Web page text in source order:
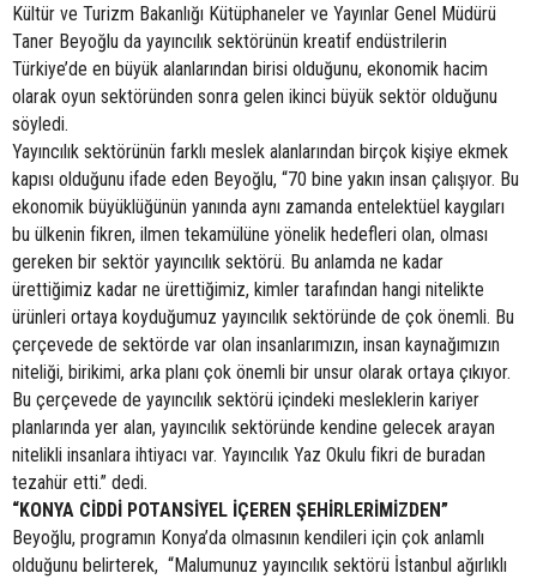
Kültür ve Turizm Bakanlığı Kütüphaneler ve Yayınlar Genel Müdürü
Taner Beyoğlu da yayıncılık sektörünün kreatif endüstrilerin
Türkiye’de en büyük alanlarından birisi olduğunu, ekonomik hacim
olarak oyun sektöründen sonra gelen ikinci büyük sektör olduğunu
söyledi.
Yayıncılık sektörünün farklı meslek alanlarından birçok kişiye ekmek
kapısı olduğunu ifade eden Beyoğlu, “70 bine yakın insan çalışıyor. Bu
ekonomik büyüklüğünün yanında aynı zamanda entelektüel kaygıları
bu ülkenin fikren, ilmen tekamülüne yönelik hedefleri olan, olması
gereken bir sektör yayıncılık sektörü. Bu anlamda ne kadar
ürettiğimiz kadar ne ürettiğimiz, kimler tarafından hangi nitelikte
ürünleri ortaya koyduğumuz yayıncılık sektöründe de çok önemli. Bu
çerçevede de sektörde var olan insanlarımızın, insan kaynağımızın
niteliği, birikimi, arka planı çok önemli bir unsur olarak ortaya çıkıyor.
Bu çerçevede de yayıncılık sektörü içindeki mesleklerin kariyer
planlarında yer alan, yayıncılık sektöründe kendine gelecek arayan
nitelikli insanlara ihtiyacı var. Yayıncılık Yaz Okulu fikri de buradan
tezahür etti.” dedi.
“KONYA CİDDİ POTANSİYEL İÇEREN ŞEHİRLERİMİZDEN”
Beyoğlu, programın Konya’da olmasının kendileri için çok anlamlı
olduğunu belirterek, “Malumunuz yayıncılık sektörü İstanbul ağırlıklı